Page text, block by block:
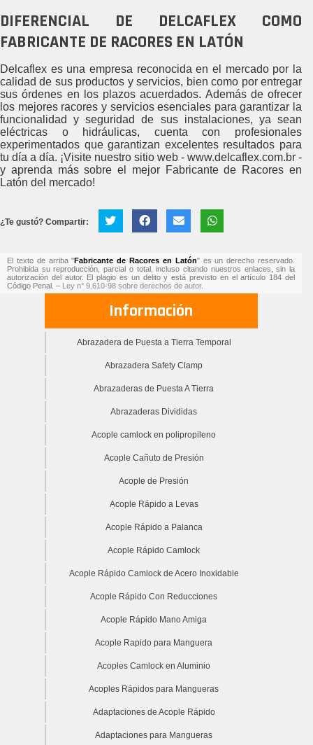
DIFERENCIAL DE DELCAFLEX COMO
FABRICANTE DE RACORES EN LATÓN
Delcaflex es una empresa reconocida en el mercado por la
calidad de sus productos y servicios, bien como por entregar
sus órdenes en los plazos acuerdados. Además de ofrecer
los mejores racores y servicios esenciales para garantizar la
funcionalidad y seguridad de sus instalaciones, ya sean
eléctricas o hidráulicas, cuenta con profesionales
experimentados que garantizan excelentes resultados para
tu día a día. ¡Visite nuestro sitio web - www.delcaflex.com.br -
y aprenda más sobre el mejor Fabricante de Racores en
Latón del mercado!
¿Te gustó? Compartir:
El texto de arriba "Fabricante de Racores en Latón" es un derecho reservado.
Prohibida su reproducción, parcial o total, incluso citando nuestros enlaces, sin la
autorización del autor. El plagio es un delito y está previsto en el artículo 184 del
Código Penal. – Ley n° 9.610-98 sobre derechos de autor.
Información
Abrazadera de Puesta a Tierra Temporal
Abrazadera Safety Clamp
Abrazaderas de Puesta A Tierra
Abrazaderas Divididas
Acople camlock en polipropileno
Acople Cañuto de Presión
Acople de Presión
Acople Rápido a Levas
Acople Rápido a Palanca
Acople Rápido Camlock
Acople Rápido Camlock de Acero Inoxidable
Acople Rápido Con Reducciones
Acople Rápido Mano Amiga
Acople Rapido para Manguera
Acoples Camlock en Aluminio
Acoples Rápidos para Mangueras
Adaptaciones de Acople Rápido
Adaptaciones para Mangueras